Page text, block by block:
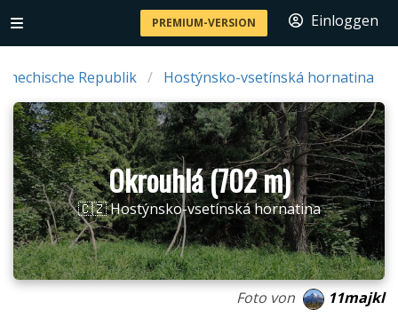
PREMIUM-VERSION Einloggen
Republik Hostýnsko-vsetínská hornatina
Okrouhlá (702 m)
🇨🇿 Hostýnsko-vsetínská hornatina
Foto von 11majkl